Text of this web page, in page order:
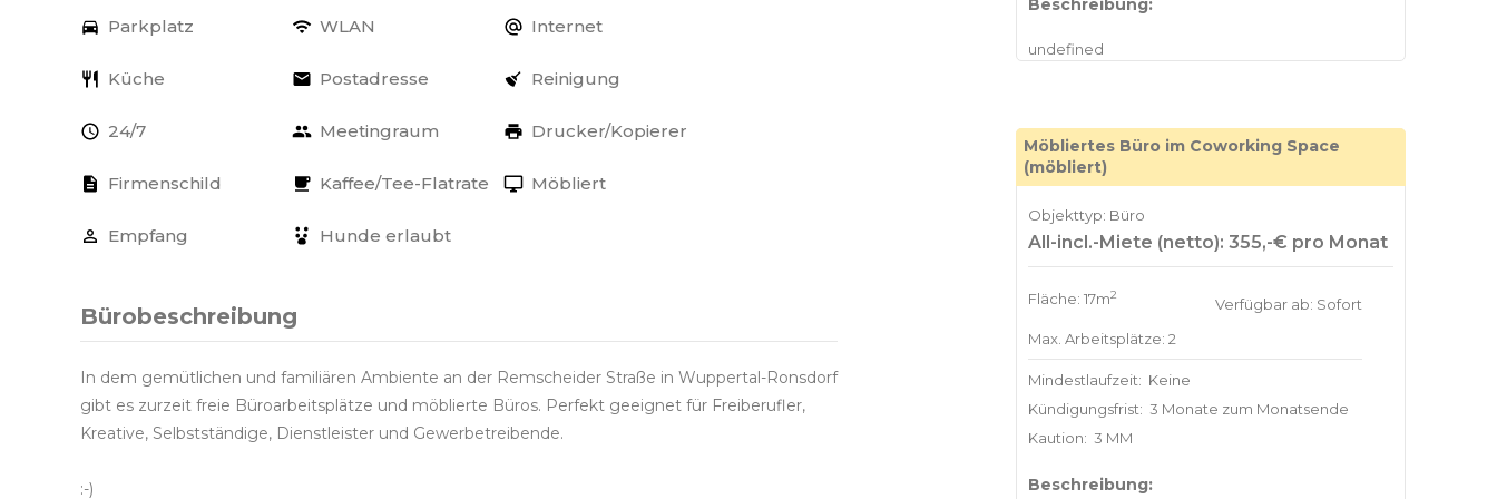
Parkplatz WLAN Internet
Küche Postadresse Reinigung
24/7 Meetingraum Drucker/Kopierer
Firmenschild Kaffee/Tee-Flatrate Möbliert
Empfang Hunde erlaubt
Bürobeschreibung
In dem gemütlichen und familiären Ambiente an der Remscheider Straße in Wuppertal-Ronsdorf
gibt es zurzeit freie Büroarbeitsplätze und möblierte Büros. Perfekt geeignet für Freiberufler,
Kreative, Selbstständige, Dienstleister und Gewerbetreibende.
:-)
Beschreibung:
Möbliertes Büro im Coworking Space
(möbliert)
Objekttyp: Büro
All-incl.-Miete (netto): 355,-€ pro Monat
Fläche: 17m2
Max. Arbeitsplätze: 2
Verfügbar ab: Sofort
Mindestlaufzeit: Keine
Kündigungsfrist: 3 Monate zum Monatsende
Kaution: 3 MM
Beschreibung: